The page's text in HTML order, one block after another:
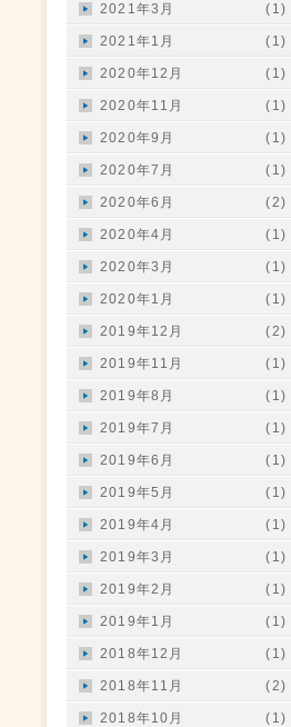
2021年3月 (1)
2021年1月 (1)
2020年12月 (1)
2020年11月 (1)
2020年9月 (1)
2020年7月 (1)
2020年6月 (2)
2020年4月 (1)
2020年3月 (1)
2020年1月 (1)
2019年12月 (2)
2019年11月 (1)
2019年8月 (1)
2019年7月 (1)
2019年6月 (1)
2019年5月 (1)
2019年4月 (1)
2019年3月 (1)
2019年2月 (1)
2019年1月 (1)
2018年12月 (1)
2018年11月 (2)
2018年10月 (1)